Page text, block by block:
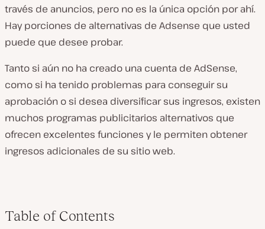
través de anuncios, pero no es la única opción por ahí.
Hay porciones de alternativas de Adsense que usted
puede que desee probar.
Tanto si aún no ha creado una cuenta de AdSense,
como si ha tenido problemas para conseguir su
aprobación o si desea diversificar sus ingresos, existen
muchos programas publicitarios alternativos que
ofrecen excelentes funciones y le permiten obtener
ingresos adicionales de su sitio web.
Table of Contents